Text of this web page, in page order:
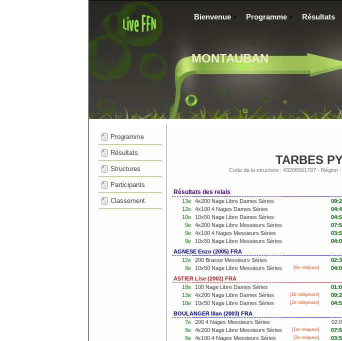
MONTAUBAN
Bienvenue Programme Résultats
Programme
Résultats
Structures
Participants
Classement
TARBES
Code de la structure : 43206501797 - Région
Résultats des relais
13e 4x200 Nage Libre Dames Séries
12e 4x100 4 Nages Dames Séries
10e 10x50 Nage Libre Dames Séries
9e 4x200 Nage Libre Messieurs Séries
9e 4x100 4 Nages Messieurs Séries
9e 10x50 Nage Libre Messieurs Séries
AGNESE Enzo (2005) FRA
12e
200 Brasse Messieurs Séries
9e 10x50 Nage Libre Messieurs Séries [8e relayeur]
ASTIER Lise (2002) FRA
18e
100 Nage Libre Dames Séries
13e 4x200 Nage Libre Dames Séries [2e relayeuse]
10e 10x50 Nage Libre Dames Séries [2e relayeuse]
BOULANGER Illan (2003) FRA
7e
200 4 Nages Messieurs Séries
9e 4x200 Nage Libre Messieurs Séries [1er relayeur]
9e 4x100 4 Nages Messieurs Séries [2e relayeur]